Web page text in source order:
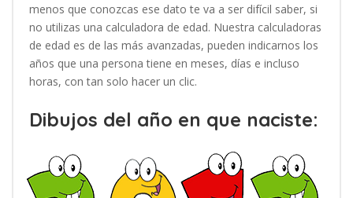
menos que conozcas ese dato te va a ser difícil saber, si
no utilizas una calculadora de edad. Nuestra calculadoras
de edad es de las más avanzadas, pueden indicarnos los
años que una persona tiene en meses, días e incluso
horas, con tan solo hacer un clic.
Dibujos del año en que naciste: